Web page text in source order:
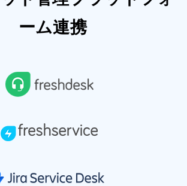
ーム連携